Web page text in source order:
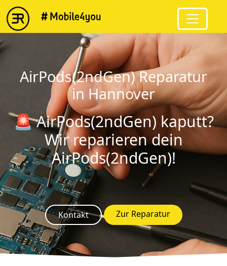
string(15) "AirPods(2ndGen)"
AirPods(2ndGen) Reparatur
in Hannover
🚨 AirPods(2ndGen) kaputt?
Wir reparieren dein
AirPods(2ndGen)!
Kontakt Zur Reparatur